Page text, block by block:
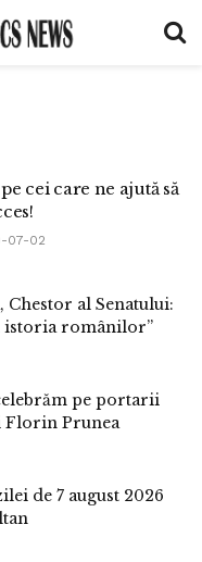
cei care ne ajută să
07-02
Chestor al Senatului:
istoria românilor”
pe portarii
Florin Prunea
de 7 august 2026